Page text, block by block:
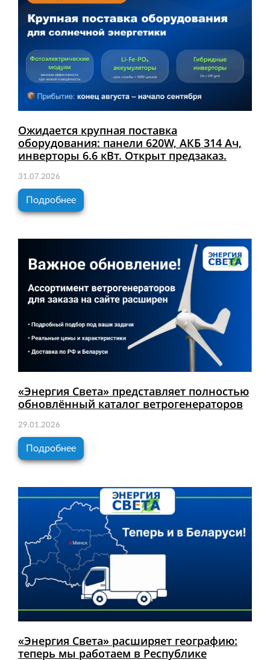
Ожидается крупная поставка
оборудования: панели 620W, АКБ 314 Ач,
инверторы 6.6 кВт. Открыт предзаказ.
31.07.2026
Подробнее
«Энергия Света» представляет полностью
обновлённый каталог ветрогенераторов
29.01.2026
Подробнее
«Энергия Света» расширяет географию:
теперь мы работаем в Республике